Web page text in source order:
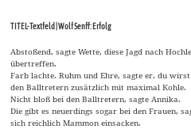
TITEL-Textfeld | Wolf Senff: Erfolg
Abstoßend, sagte Wette, diese Jagd nach
übertreffen.
Farb lachte. Ruhm und Ehre, sagte er, du
den Balltretern zusätzlich mit maximal Kohle.
Nicht bloß bei den Balltretern, sagte Annika.
Die gibt es neuerdings sogar bei den Frauen,
sich reichlich Mammon einsacken.